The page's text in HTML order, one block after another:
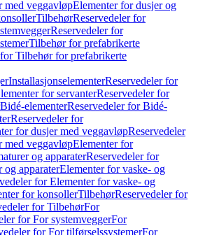
med veggavløpElementer for dusjer og
TilbehørReservedeler for
Reservedeler for
Tilbehør for prefabrikerte
Tilbehør for prefabrikerte
InstallasjonselementerReservedeler for
for servanterReservedeler for
Bidé-elementerReservedeler for Bidé-
Reservedeler for
for dusjer med veggavløpReservedeler
med veggavløpElementer for
og apparaterReservedeler for
og apparaterElementer for vaske- og
for Elementer for vaske- og
for konsollerTilbehørReservedeler for
for TilbehørFor
for For systemveggerFor
for For tilførselssystemerFor